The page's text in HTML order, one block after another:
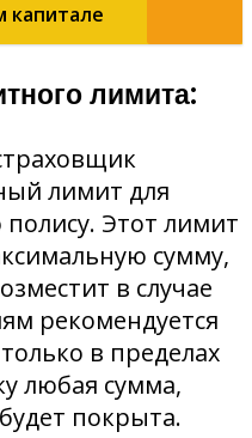
капитале
лимита:
лимит для
Этот лимит
сумму,
в случае
рекомендуется
в пределах
любая сумма,
покрыта.